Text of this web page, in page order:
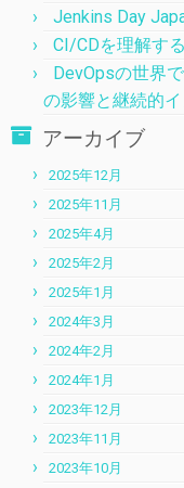
Jenkins Day
CI/CDを理解す
DevOpsの世界
の影響と継続的
アーカイブ
2025年12月
2025年11月
2025年4月
2025年2月
2025年1月
2024年3月
2024年2月
2024年1月
2023年12月
2023年11月
2023年10月